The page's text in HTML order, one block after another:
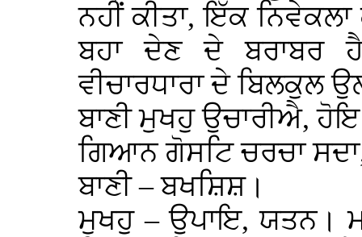
ਨਹੀਂ ਕੀਤਾ, ਇੱਕ
ਬਹਾ ਦੇਣ ਦੇ ਬਰਾਬਰ
ਵੀਚਾਰਧਾਰਾ ਦੇ ਬਿਲਕੁਲ
ਬਾਣੀ ਮੁਖਹੁ ਉਚਾਰੀਐ,
ਗਿਆਨ ਗੋਸਟਿ ਚਰਚਾ
ਬਾਣੀ – ਬਖਸ਼ਿਸ਼।
ਮੁਖਹੁ – ਉਪਾਇ, ਯਤਨ।